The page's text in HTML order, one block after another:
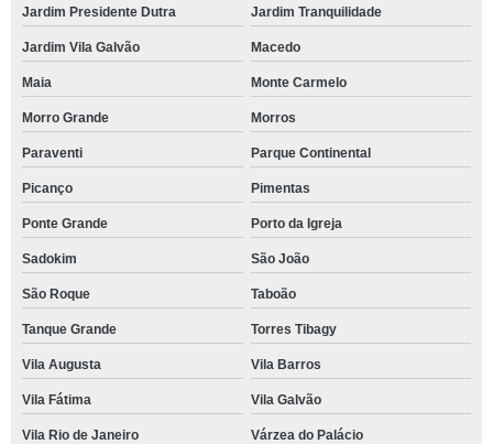
Jardim Presidente Dutra Jardim Tranquilidade
Jardim Vila Galvão Macedo
Maia Monte Carmelo
Morro Grande Morros
Paraventi Parque Continental
Picanço Pimentas
Ponte Grande Porto da Igreja
Sadokim São João
São Roque Taboão
Tanque Grande Torres Tibagy
Vila Augusta Vila Barros
Vila Fátima Vila Galvão
Vila Rio de Janeiro Várzea do Palácio